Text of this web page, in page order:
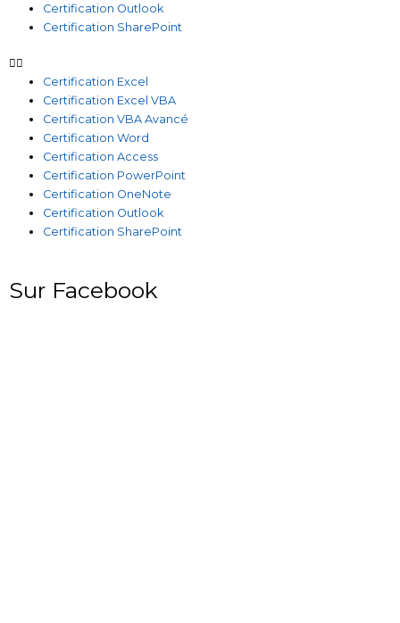
Certification Outlook
Certification SharePoint
Certification Excel
Certification Excel VBA
Certification VBA Avancé
Certification Word
Certification Access
Certification PowerPoint
Certification OneNote
Certification Outlook
Certification SharePoint
Sur Facebook